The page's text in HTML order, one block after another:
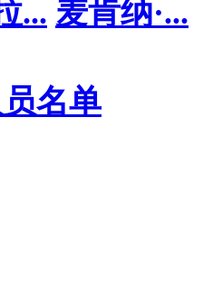
... 麦肯纳·...
名单